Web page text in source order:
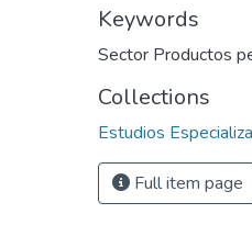
Keywords
Sector Productos
Collections
Estudios
Full item page